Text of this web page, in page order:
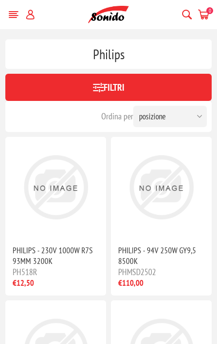
0
Philips
FILTRI
Ordina per
PHILIPS - 230V 1000W R7S
93MM 3200K
PH518R
€12,50
PHILIPS - 94V 250W GY9,5
8500K
PHMSD2502
€110,00